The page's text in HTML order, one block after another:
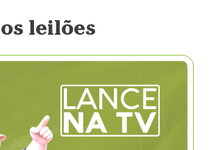
leilões